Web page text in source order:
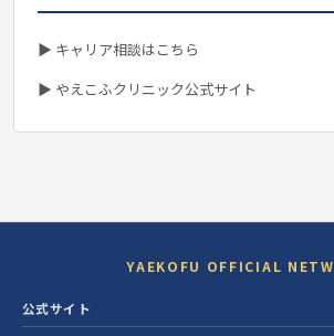
▶ キャリア相談はこちら
▶ やえこふクリニック公式サイト
YAEKOFU OFFICIAL
公式サイト